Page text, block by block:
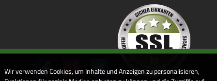
Wir verwenden Cookies, um Inhalte und Anzeigen zu personalisieren,